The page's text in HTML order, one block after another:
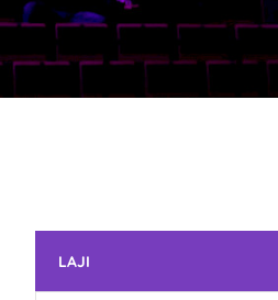
Ohita valikko
LAJI